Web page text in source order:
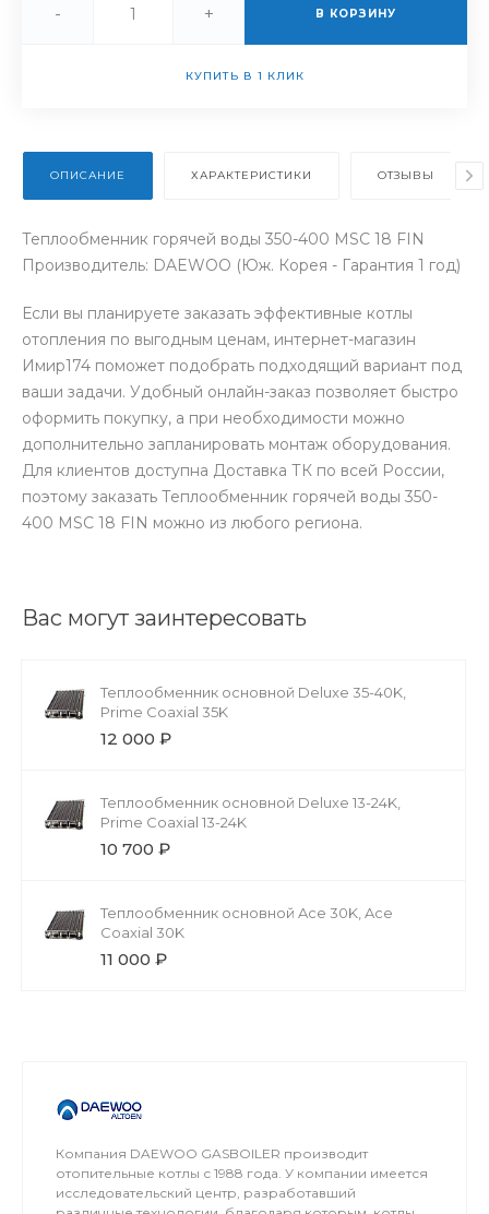
- + В КОРЗИНУ
КУПИТЬ В 1 КЛИК
ОПИСАНИЕ ХАРАКТЕРИСТИКИ ОТЗЫВЫ
Теплообменник горячей воды 350-400 MSC 18 FIN
Производитель: DAEWOO (Юж. Корея - Гарантия 1 год)
Если вы планируете заказать эффективные котлы
отопления по выгодным ценам, интернет-магазин
Имир174 поможет подобрать подходящий вариант под
ваши задачи. Удобный онлайн-заказ позволяет быстро
оформить покупку, а при необходимости можно
дополнительно запланировать монтаж оборудования.
Для клиентов доступна Доставка ТК по всей России,
поэтому заказать Теплообменник горячей воды 350-
400 MSC 18 FIN можно из любого региона.
Вас могут заинтересовать
Теплообменник основной Deluxe 35-40K,
Prime Coaxial 35K
12 000 ₽
Теплообменник основной Deluxe 13-24K,
Prime Coaxial 13-24K
10 700 ₽
Теплообменник основной Ace 30K, Ace
Coaxial 30K
11 000 ₽
Компания DAEWOO GASBOILER производит
отопительные котлы с 1988 года. У компании имеется
исследовательский центр, разработавший